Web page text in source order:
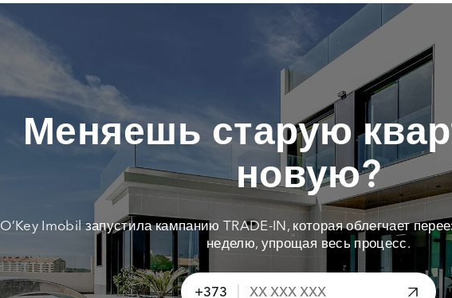
Меняешь старую
новую?
O’Key Imobil запустила кампанию TRADE-IN, которая облегчает
неделю, упрощая весь процесс.
+373